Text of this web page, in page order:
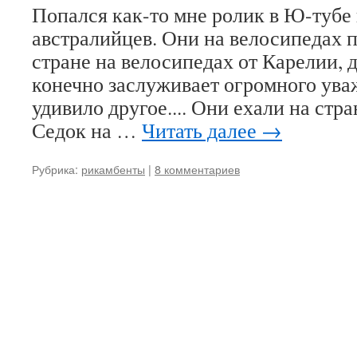
Попался как-то мне ролик в Ю-тубе
австралийцев. Они на велосипедах
стране на велосипедах от Карелии,
конечно заслуживает огромного
удивило другое.... Они ехали на
Седок на … Читать далее →
Рубрика: рикамбенты | 8 комментариев